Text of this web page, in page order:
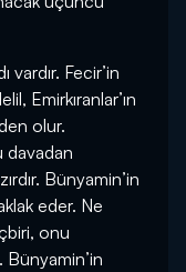
vardır. Fecir’in
Emirkıranlar’ın
olur.
davadan
Bünyamin’in
eder. Ne
onu
Bünyamin’in